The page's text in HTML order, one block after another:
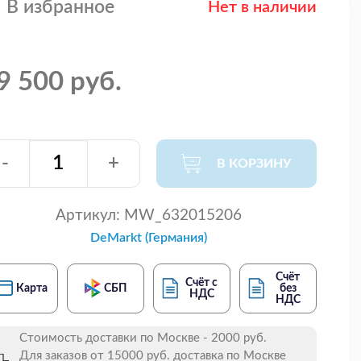
В избранное Нет в наличии
500 руб.
- + В КОРЗИНУ
Артикул: MW_632015206
DeMarkt (Германия)
Карта СБП
Счёт с
НДС
Счёт
без
НДС
Стоимость доставки по Москве - 2000 руб.
Для заказов от 15000 руб. доставка по Москве